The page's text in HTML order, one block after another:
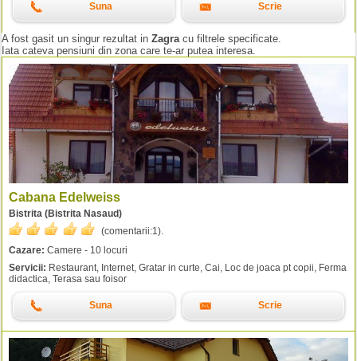
Suna Scrie
A fost gasit un singur rezultat in Zagra cu filtrele specificate.
Iata cateva pensiuni din zona care te-ar putea interesa.
Cabana Edelweiss
Bistrita (Bistrita Nasaud)
(comentarii:1 ).
Cazare: Camere - 10 locuri
Servicii: Restaurant, Internet, Gratar in curte, Cai, Loc de joaca pt copii, Ferma
didactica, Terasa sau foisor
Suna Scrie